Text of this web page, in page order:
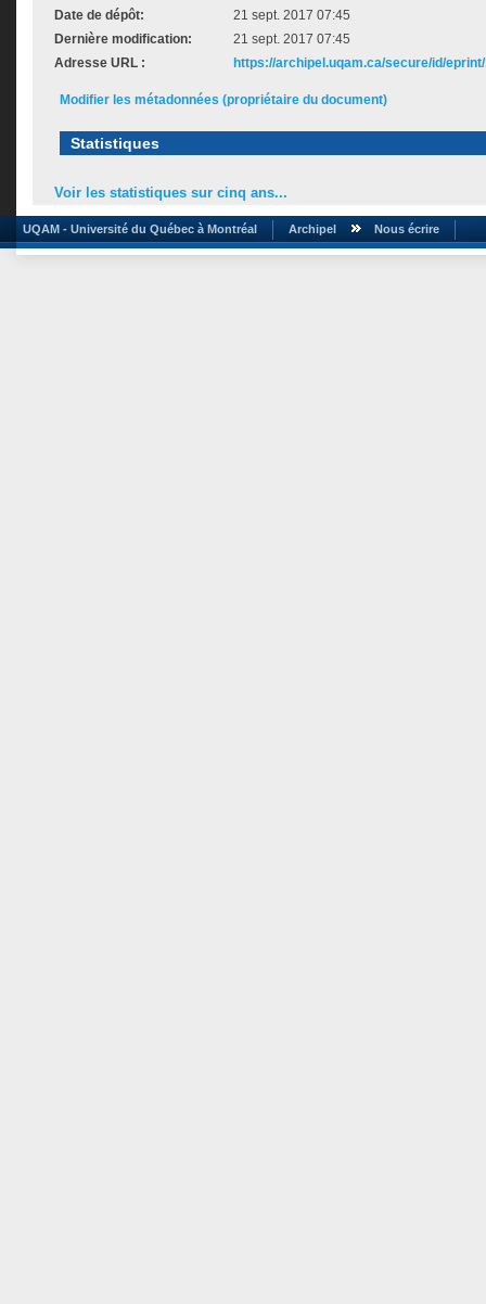
Date de dépôt:
21 sept. 2017 07:45
Dernière modification:
21 sept. 2017 07:45
Adresse URL :
https://archipel.uqam.ca/secure/id/
Modifier les métadonnées (propriétaire du document)
Statistiques
Voir les statistiques sur cinq ans...
UQAM - Université du Québec à Montréal Archipel Nous écrire